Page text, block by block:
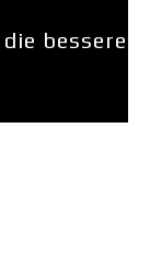
bessere